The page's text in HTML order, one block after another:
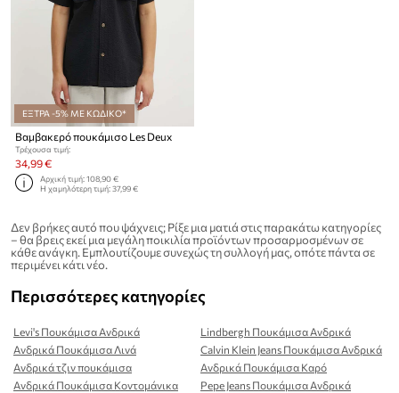
ΕΞΤΡΑ -5% ΜΕ ΚΩΔΙΚΟ*
Βαμβακερό πουκάμισο Les Deux
Τρέχουσα τιμή:
34,99 €
Αρχική τιμή:108,90 €
Η χαμηλότερη τιμή:37,99 €
Δεν βρήκες αυτό που ψάχνεις; Ρίξε μια ματιά στις παρακάτω κατηγορίες
– θα βρεις εκεί μια μεγάλη ποικιλία προϊόντων προσαρμοσμένων σε
κάθε ανάγκη. Εμπλουτίζουμε συνεχώς τη συλλογή μας, οπότε πάντα σε
περιμένει κάτι νέο.
Περισσότερες κατηγορίες
Levi's Πουκάμισα Ανδρικά
Lindbergh Πουκάμισα Ανδρικά
Ανδρικά Πουκάμισα Λινά
Calvin Klein Jeans Πουκάμισα Ανδρικά
Ανδρικά τζιν πουκάμισα
Ανδρικά Πουκάμισα Καρό
Ανδρικά Πουκάμισα Κοντομάνικα
Pepe Jeans Πουκάμισα Ανδρικά